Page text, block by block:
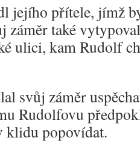
jejího přítele, jímž
záměr také
ulici, kam Rudolf
svůj záměr
Rudolfovu
klidu popovídat.